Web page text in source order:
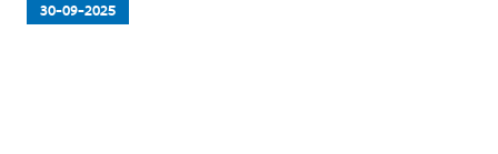
30-09-2025